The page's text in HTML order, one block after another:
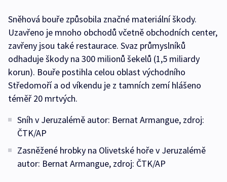
Sněhová bouře způsobila značné materiální škody.
Uzavřeno je mnoho obchodů včetně obchodních center,
zavřeny jsou také restaurace. Svaz průmyslníků
odhaduje škody na 300 milionů šekelů (1,5 miliardy
korun). Bouře postihla celou oblast východního
Středomoří a od víkendu je z tamních zemí hlášeno
téměř 20 mrtvých.
Sníh v Jeruzalémě autor: Bernat Armangue, zdroj:
ČTK/AP
Zasněžené hrobky na Olivetské hoře v Jeruzalémě
autor: Bernat Armangue, zdroj: ČTK/AP